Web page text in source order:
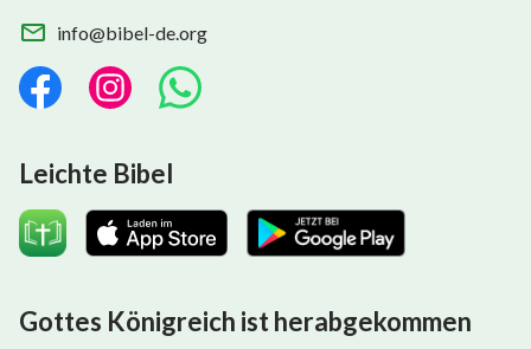
info@bibel-de.org
Leichte Bibel
Gottes Königreich ist herabgekommen